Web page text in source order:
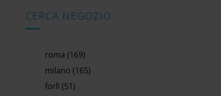
CERCA NEGOZIO
roma (169)
milano (165)
forlì (51)